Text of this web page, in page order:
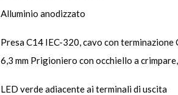
Alluminio anodizzato
Presa C14 IEC-320, cavo con terminazione
6,3 mm Prigioniero con occhiello a
LED verde adiacente ai terminali di uscita